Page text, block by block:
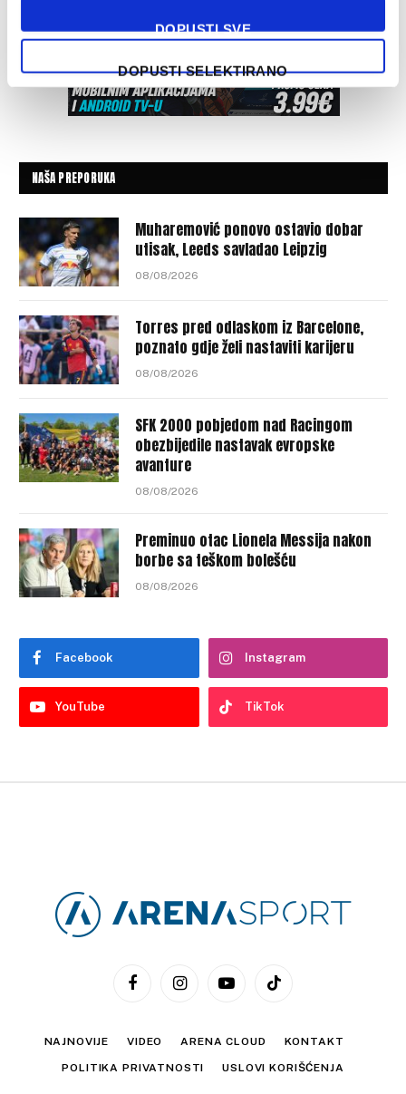
DOPUSTI SVE
DOPUSTI SELEKTIRANO
NAŠA PREPORUKA
Muharemović ponovo ostavio dobar
utisak, Leeds savladao Leipzig
08/08/2026
Torres pred odlaskom iz Barcelone,
poznato gdje želi nastaviti karijeru
08/08/2026
SFK 2000 pobjedom nad Racingom
obezbijedile nastavak evropske
avanture
08/08/2026
Preminuo otac Lionela Messija nakon
borbe sa teškom bolešću
08/08/2026
Facebook Instagram
YouTube TikTok
FacebookInstagramYouTubeTikTok
NAJNOVIJE VIDEO ARENA CLOUD KONTAKT
POLITIKA PRIVATNOSTI USLOVI KORIŠĆENJA